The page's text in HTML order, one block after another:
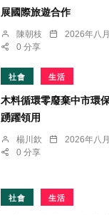
展國際旅遊合作
陳朝枝 2026年八
0 分享
社會 生活
木料循環零廢棄中市環
踴躍領用
楊川欽 2026年八
0 分享
社會 生活